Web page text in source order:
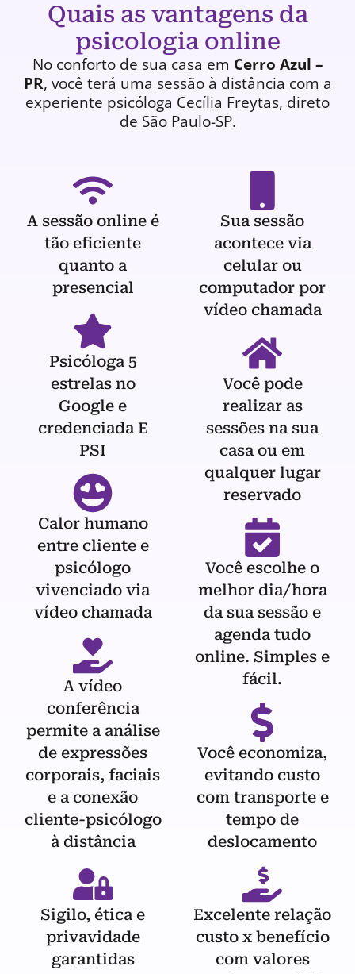
Quais as vantagens da
psicologia online
No conforto de sua casa em Cerro Azul –
PR, você terá uma sessão à distância com a
experiente psicóloga Cecília Freytas, direto
de São Paulo-SP.
A sessão online é
tão eficiente
quanto a
presencial
Psicóloga 5
estrelas no
Google e
credenciada E
PSI
Calor humano
entre cliente e
psicólogo
vivenciado via
vídeo chamada
A vídeo
conferência
permite a análise
de expressões
corporais, faciais
e a conexão
cliente-psicólogo
à distância
Sigilo, ética e
privavidade
garantidas
Sua sessão
acontece via
celular ou
computador por
vídeo chamada
Você pode
realizar as
sessões na sua
casa ou em
qualquer lugar
reservado
Você escolhe o
melhor dia/hora
da sua sessão e
agenda tudo
online. Simples e
fácil.
Você economiza,
evitando custo
com transporte e
tempo de
deslocamento
Excelente relação
custo x benefício
com valores